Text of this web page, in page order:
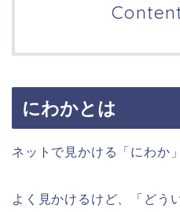
にわかとは
ネットで見かける「にわか
よく見かけるけど、「どう